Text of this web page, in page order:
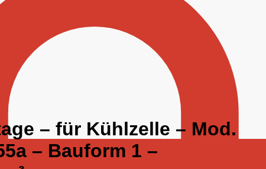
– für Kühlzelle – Mod.
– Bauform 1 –